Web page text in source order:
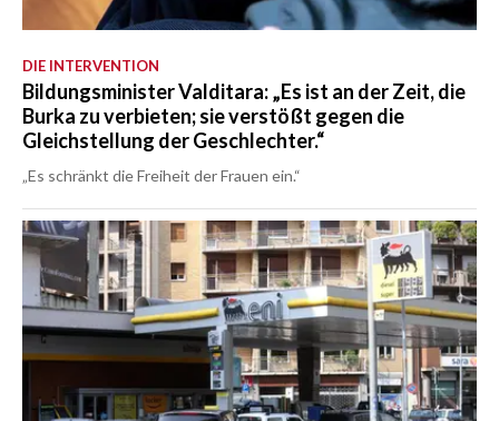
DIE INTERVENTION
Bildungsminister Valditara: „Es ist an der Zeit, die
Burka zu verbieten; sie verstößt gegen die
Gleichstellung der Geschlechter.“
„Es schränkt die Freiheit der Frauen ein.“